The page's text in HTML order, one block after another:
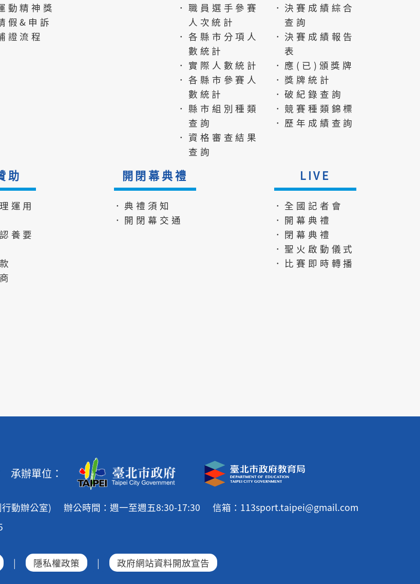
動精神獎
假&申訴
證流程
．職員選手參賽
人次統計
．各縣市分項人
數統計
．實際人數統計
．各縣市參賽人
數統計
．縣市組別種類
查詢
．資格審查結果
查詢
．決賽成績綜合
查詢
．決賽成績報告
表
．應(已)頒獎牌
．獎牌統計
．破紀錄查詢
．競賽種類錦標
．歷年成績查詢
助
運用
養要
開閉幕典禮
．典禮須知
．開閉幕交通
LIVE
．全國記者會
．開幕典禮
．閉幕典禮
．聖火啟動儀式
．比賽即時轉播
承辦單位：
動辦公室) 辦公時間：週一至週五8:30-17:30
信箱：113sport.taipei@gmail.com
| 隱私權政策 | 政府網站資料開放宣告